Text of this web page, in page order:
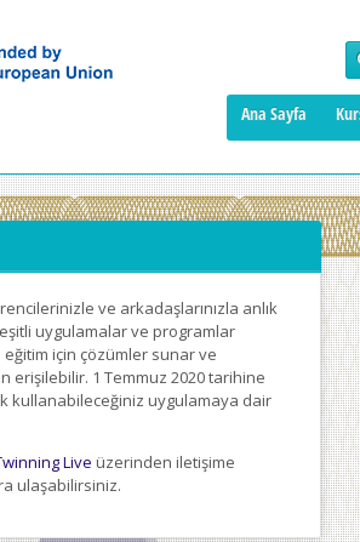
Ana Sayfa
ve arkadaşlarınızla anlık
uygulamalar ve programlar
eğitim için çözümler sunar ve
1 Temmuz 2020 tarihine
kullanabileceğiniz uygulamaya dair
Live üzerinden iletişime
ulaşabilirsiniz.